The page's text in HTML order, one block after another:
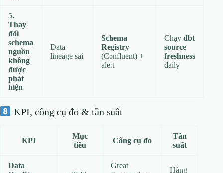
5.
Thay
đổi
schema
nguồn
không
được
phát
hiện
Data
lineage sai
Schema
Registry
(Confluent) +
alert
Chạy dbt
source
freshness
daily
KPI, công cụ đo & tần suất
KPI
Mục
tiêu
Công cụ đo
Tần
suất
Data
Great
Hàng